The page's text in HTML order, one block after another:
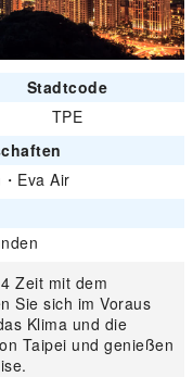
Stadtcode
TPE
・ Eva Air
Zeit mit dem
Sie sich im Voraus
Klima und die
Taipei und genießen